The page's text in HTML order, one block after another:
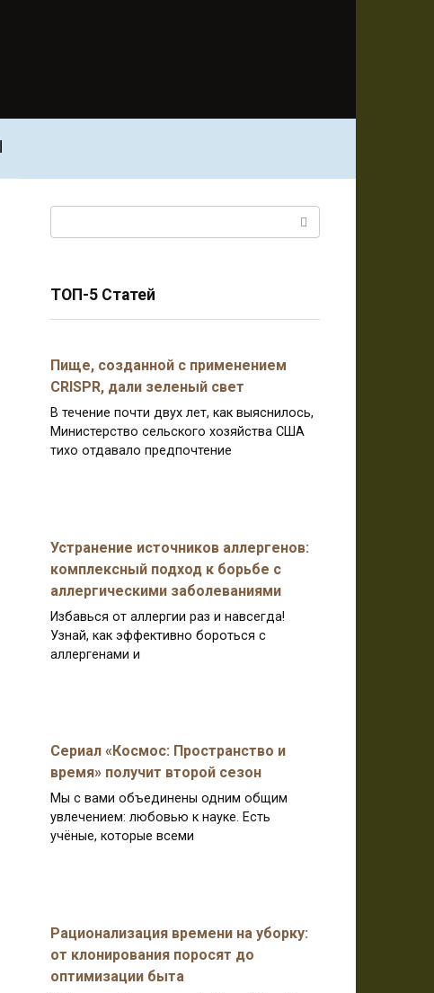
ТОП-5 Статей
Пище, созданной с применением
CRISPR, дали зеленый свет
В течение почти двух лет, как выяснилось,
Министерство сельского хозяйства США
тихо отдавало предпочтение
Устранение источников аллергенов:
комплексный подход к борьбе с
аллергическими заболеваниями
Избавься от аллергии раз и навсегда!
Узнай, как эффективно бороться с
аллергенами и
Сериал «Космос: Пространство и
время» получит второй сезон
Мы с вами объединены одним общим
увлечением: любовью к науке. Есть
учёные, которые всеми
Рационализация времени на уборку:
от клонирования поросят до
оптимизации быта